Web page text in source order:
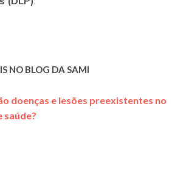
NO BLOG DA SAMI
doenças e lesões preexistentes no
saúde?